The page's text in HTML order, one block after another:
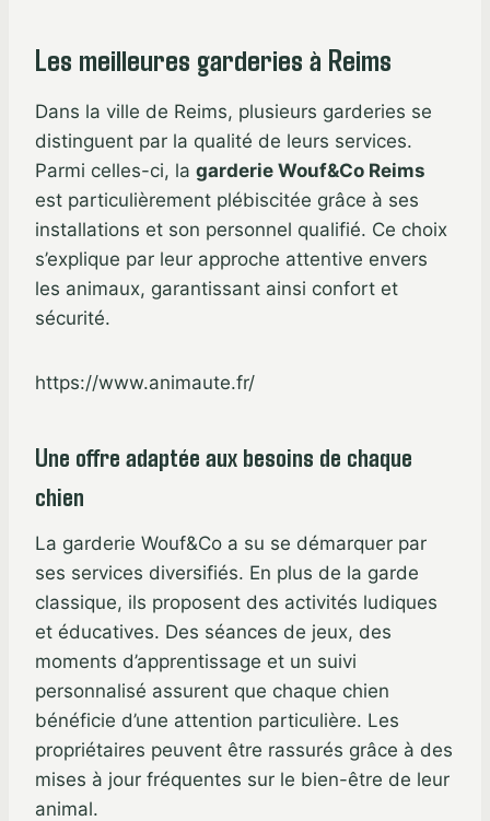
Les meilleures garderies à Reims
Dans la ville de Reims, plusieurs garderies se
distinguent par la qualité de leurs services.
Parmi celles-ci, la garderie Wouf&Co Reims
est particulièrement plébiscitée grâce à ses
installations et son personnel qualifié. Ce choix
s’explique par leur approche attentive envers
les animaux, garantissant ainsi confort et
sécurité.
https://www.animaute.fr/
Une offre adaptée aux besoins de chaque
chien
La garderie Wouf&Co a su se démarquer par
ses services diversifiés. En plus de la garde
classique, ils proposent des activités ludiques
et éducatives. Des séances de jeux, des
moments d’apprentissage et un suivi
personnalisé assurent que chaque chien
bénéficie d’une attention particulière. Les
propriétaires peuvent être rassurés grâce à des
mises à jour fréquentes sur le bien-être de leur
animal.